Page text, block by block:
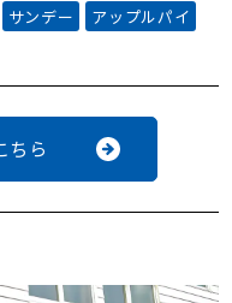
サンデー
アップルパイ
ちら